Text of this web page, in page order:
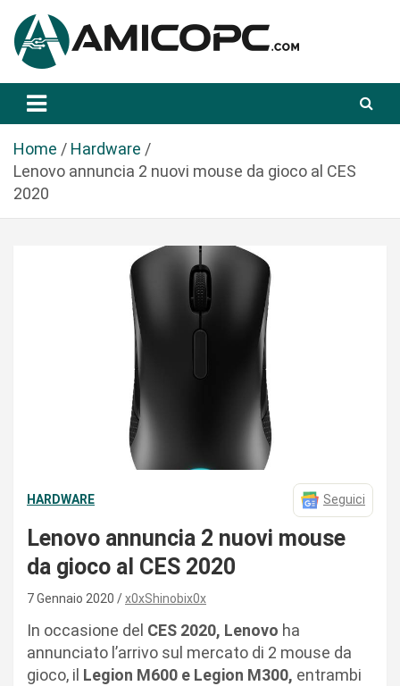
a
Amicopc.com
Home
Hardware
Lenovo annuncia 2 nuovi mouse da gioco al CES
2020
HARDWARE Seguici
Lenovo annuncia 2 nuovi mouse
da gioco al CES 2020
7 Gennaio 2020 x0xShinobix0x
In occasione del CES 2020, Lenovo ha
annunciato l’arrivo sul mercato di 2 mouse da
gioco, il Legion M600 e Legion M300, entrambi